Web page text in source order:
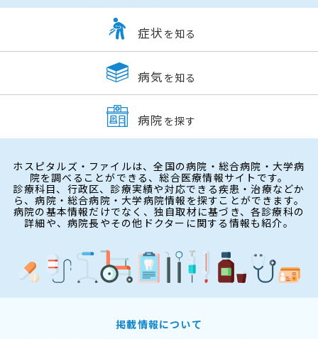
症状 を知る
病気 を知る
病院 を探す
ホスピタルズ・ファイルは、全国の病院・総合病院・大学病
院を調べることができる、総合医療情報サイトです。
診療科目、行政区、診療実績や対応できる疾患・治療などか
ら、病院・総合病院・大学病院情報を探すことができます。
病院の基本情報だけでなく、独自取材に基づき、各診療科の
詳細や、病院長やその他ドクターに関する情報も紹介。
掲載情報について